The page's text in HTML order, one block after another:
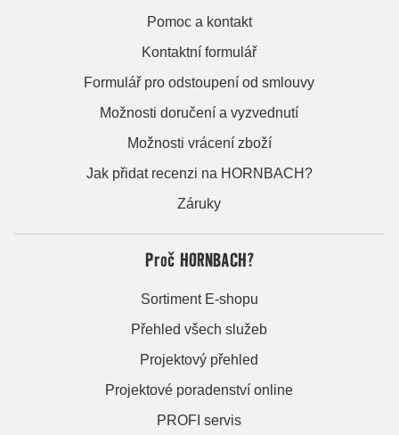
Pomoc a kontakt
Kontaktní formulář
Formulář pro odstoupení od smlouvy
Možnosti doručení a vyzvednutí
Možnosti vrácení zboží
Jak přidat recenzi na HORNBACH?
Záruky
Proč HORNBACH?
Sortiment E-shopu
Přehled všech služeb
Projektový přehled
Projektové poradenství online
PROFI servis